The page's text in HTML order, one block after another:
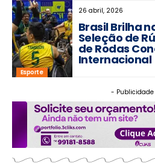
26 abril, 2026
Brasil Brilha
Seleção de
de Rodas
Internacional
Esporte
-